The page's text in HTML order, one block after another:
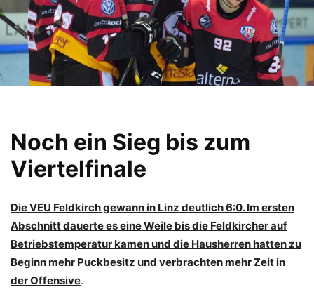
Noch ein Sieg bis zum
Viertelfinale
Die VEU Feldkirch gewann in Linz deutlich 6:0. Im ersten
Abschnitt dauerte es eine Weile bis die Feldkircher auf
Betriebstemperatur kamen und die Hausherren hatten zu
Beginn mehr Puckbesitz und verbrachten mehr Zeit in
der Offensive.